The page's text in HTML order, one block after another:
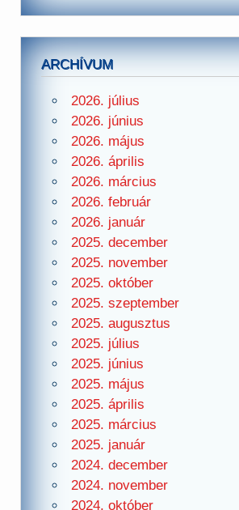
ARCHÍVUM
2026. július
2026. június
2026. május
2026. április
2026. március
2026. február
2026. január
2025. december
2025. november
2025. október
2025. szeptember
2025. augusztus
2025. július
2025. június
2025. május
2025. április
2025. március
2025. január
2024. december
2024. november
2024. október